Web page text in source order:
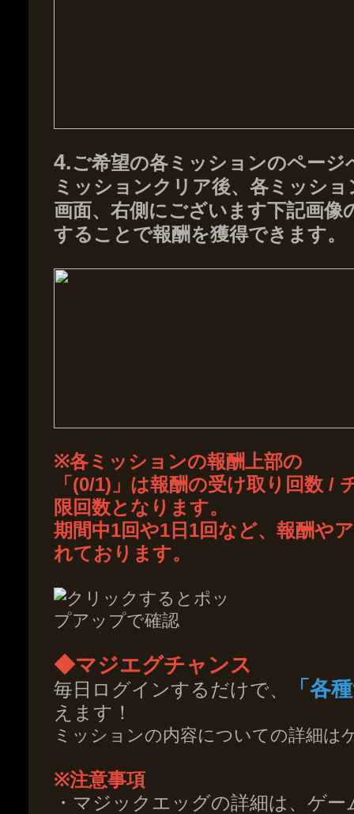
4.ご希望の各ミッションのページ
ミッションクリア後、各ミッシ
画面、右側にございます下記画像
することで報酬を獲得できます。
※各ミッションの報酬上部の
「(0/1)」は報酬の受け取り回数 /
限回数となります。
期間中1回や1日1回など、報酬や
れております。
◆マジエグチャンス
毎日ログインするだけで、 「各
えます！
ミッションの内容についての詳細は
※注意事項
・マジックエッグの詳細は、ゲ